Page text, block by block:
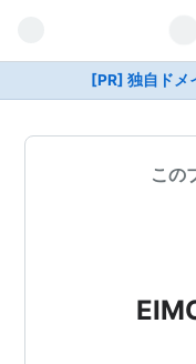
[PR] 独自ドメ
この